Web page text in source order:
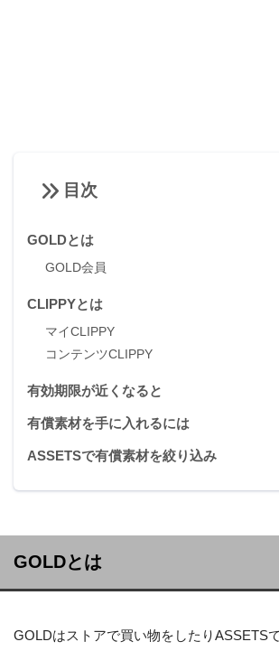
目次
GOLDとは
GOLD会員
CLIPPYとは
マイCLIPPY
コンテンツCLIPPY
有効期限が近くなると
有償素材を手に入れるには
ASSETSで有償素材を絞り込み
GOLDとは
GOLDはストアで買い物をしたりASSETS